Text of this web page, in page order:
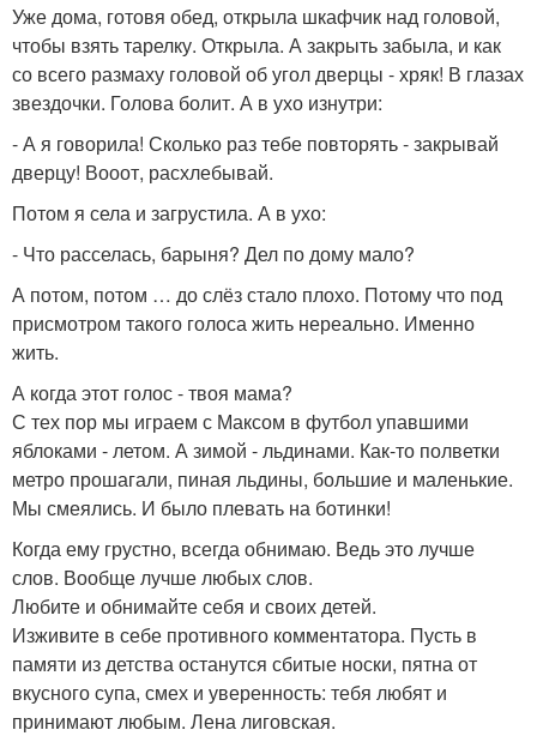
Уже дома, готовя обед, открыла шкафчик над головой,
чтобы взять тарелку. Открыла. А закрыть забыла, и как
со всего размаху головой об угол дверцы - хряк! В глазах
звездочки. Голова болит. А в ухо изнутри:
- А я говорила! Сколько раз тебе повторять - закрывай
дверцу! Вооот, расхлебывай.
Потом я села и загрустила. А в ухо:
- Что расселась, барыня? Дел по дому мало?
А потом, потом … до слёз стало плохо. Потому что под
присмотром такого голоса жить нереально. Именно
жить.
А когда этот голос - твоя мама?
С тех пор мы играем с Максом в футбол упавшими
яблоками - летом. А зимой - льдинами. Как-то полветки
метро прошагали, пиная льдины, большие и маленькие.
Мы смеялись. И было плевать на ботинки!
Когда ему грустно, всегда обнимаю. Ведь это лучше
слов. Вообще лучше любых слов.
Любите и обнимайте себя и своих детей.
Изживите в себе противного комментатора. Пусть в
памяти из детства останутся сбитые носки, пятна от
вкусного супа, смех и уверенность: тебя любят и
принимают любым. Лена лиговская.